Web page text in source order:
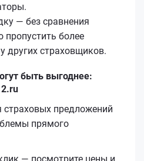
— без сравнения
пропустить более
других страховщиков.
быть выгоднее:
страховых предложений
прямого